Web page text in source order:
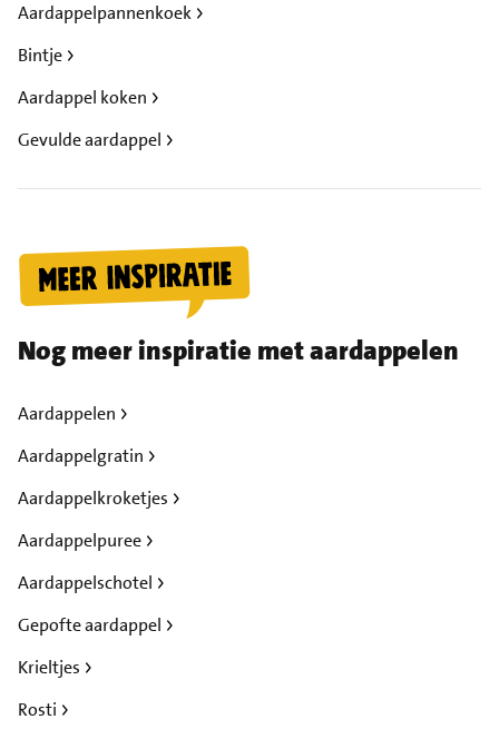
Aardappelpannenkoek
Bintje
Aardappel koken
Gevulde aardappel
Nog meer inspiratie met aardappelen
Aardappelen
Aardappelgratin
Aardappelkroketjes
Aardappelpuree
Aardappelschotel
Gepofte aardappel
Krieltjes
Rosti